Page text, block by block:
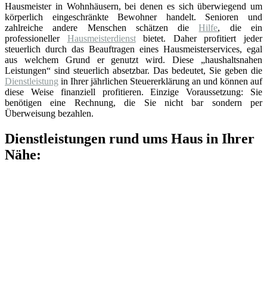
Hausmeister in Wohnhäusern, bei denen es sich überwiegend um
körperlich eingeschränkte Bewohner handelt. Senioren und
zahlreiche andere Menschen schätzen dieHilfe, die ein
professioneller Hausmeisterdienstbietet. Daher profitiert jeder
steuerlich durch das Beauftragen eines Hausmeisterservices, egal
aus welchem Grund er genutzt wird. Diese „haushaltsnahen
Leistungen“ sind steuerlich absetzbar. Das bedeutet, Sie geben die
Dienstleistung in Ihrer jährlichen Steuererklärung an und können auf
diese Weise finanziell profitieren. Einzige Voraussetzung: Sie
benötigen eine Rechnung, die Sie nicht bar sondern per
Überweisung bezahlen.
Dienstleistungen rund ums Haus in Ihrer
Nähe: